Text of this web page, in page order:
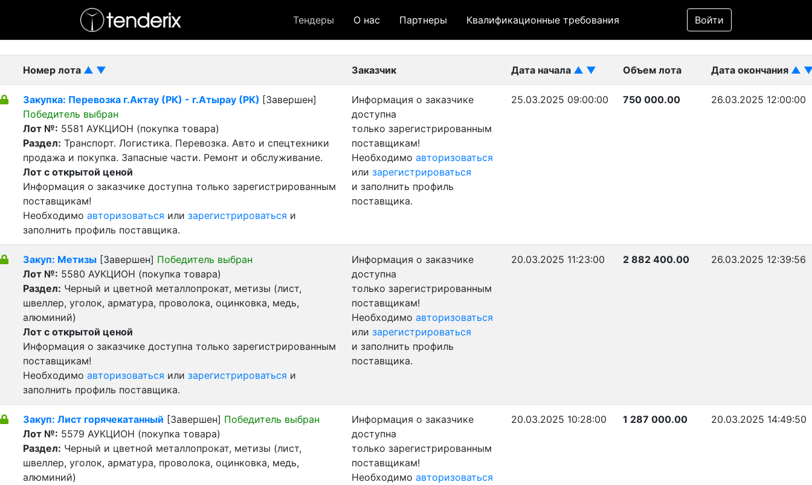
Тендеры О нас Партнеры Квалификационные требования Войти
Фильтр
- Завершенный лот
Номер лота ▲ ▼ Заказчик Дата начала ▲ ▼ Объем лота Дата окончания ▲
Закупка: Перевозка г.Актау (РК) - г.Атырау (РК) [Завершен]
Победитель выбран
Лот №: 5581 АУКЦИОН (покупка товара)
Раздел: Транспорт. Логистика. Перевозка. Авто и спецтехники
продажа и покупка. Запасные части. Ремонт и обслуживание.
Лот с открытой ценой
Информация о заказчике доступна только зарегистрированным
поставщикам!
Необходимо авторизоваться или зарегистрироваться и
заполнить профиль поставщика.
Информация о заказчике
доступна
только зарегистрированным
поставщикам!
Необходимо авторизоваться
или зарегистрироваться
и заполнить профиль
поставщика.
25.03.2025 09:00:00 750 000.00 26.03.2025 12:00:00
Закуп: Метизы [Завершен] Победитель выбран
Лот №: 5580 АУКЦИОН (покупка товара)
Раздел: Черный и цветной металлопрокат, метизы (лист,
швеллер, уголок, арматура, проволока, оцинковка, медь,
алюминий)
Лот с открытой ценой
Информация о заказчике доступна только зарегистрированным
поставщикам!
Необходимо авторизоваться или зарегистрироваться и
заполнить профиль поставщика.
Информация о заказчике
доступна
только зарегистрированным
поставщикам!
Необходимо авторизоваться
или зарегистрироваться
и заполнить профиль
поставщика.
20.03.2025 11:23:00 2 882 400.00 26.03.2025 12:39:56
Закуп: Лист горячекатанный [Завершен] Победитель выбран
Лот №: 5579 АУКЦИОН (покупка товара)
Раздел: Черный и цветной металлопрокат, метизы (лист,
швеллер, уголок, арматура, проволока, оцинковка, медь,
алюминий)
Информация о заказчике
доступна
только зарегистрированным
поставщикам!
Необходимо авторизоваться
20.03.2025 10:28:00 1 287 000.00 20.03.2025 14:49:50